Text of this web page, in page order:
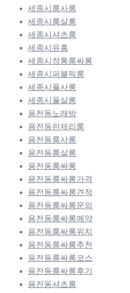
세종시룸사롱
세종시룸살롱
세종시셔츠룸
세종시유흥
세종시정통룸싸롱
세종시퍼블릭룸
세종시풀사롱
세종시풀살롱
용전동노래방
용전동란제리룸
용전동룸사롱
용전동룸살롱
용전동룸싸롱
용전동룸싸롱가격
용전동룸싸롱견적
용전동룸싸롱문의
용전동룸싸롱예약
용전동룸싸롱위치
용전동룸싸롱추천
용전동룸싸롱코스
용전동룸싸롱후기
용전동셔츠룸